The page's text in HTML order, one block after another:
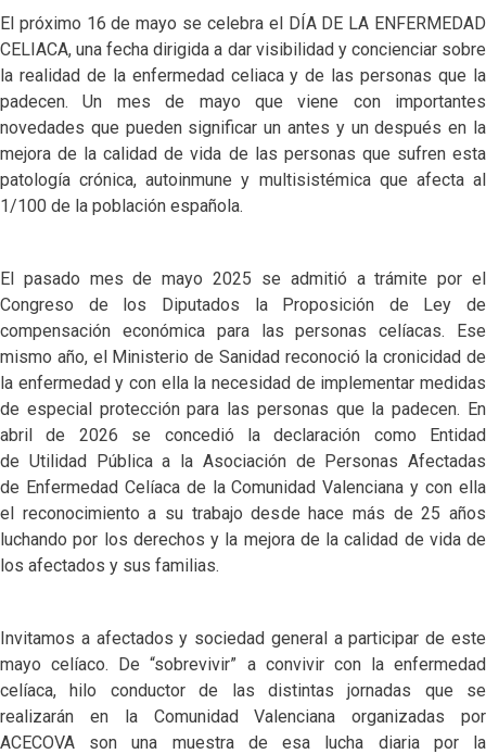
El próximo 16 de mayo se celebra el DÍA DE LA ENFERMEDAD
CELIACA, una fecha dirigida a dar visibilidad y concienciar sobre
la realidad de la enfermedad celiaca y de las personas que la
padecen. Un mes de mayo que viene con importantes
novedades que pueden significar un antes y un después en la
mejora de la calidad de vida de las personas que sufren esta
patología crónica, autoinmune y multisistémica que afecta al
1/100 de la población española.
El pasado mes de mayo 2025 se admitió a trámite por el
Congreso de los Diputados la Proposición de Ley de
compensación económica para las personas celíacas. Ese
mismo año, el Ministerio de Sanidad reconoció la cronicidad de
la enfermedad y con ella la necesidad de implementar medidas
de especial protección para las personas que la padecen. En
abril de 2026 se concedió la declaración como Entidad
de Utilidad Pública a la Asociación de Personas Afectadas
de Enfermedad Celíaca de la Comunidad Valenciana y con ella
el reconocimiento a su trabajo desde hace más de 25 años
luchando por los derechos y la mejora de la calidad de vida de
los afectados y sus familias.
Invitamos a afectados y sociedad general a participar de este
mayo celíaco. De “sobrevivir” a convivir con la enfermedad
celíaca, hilo conductor de las distintas jornadas que se
realizarán en la Comunidad Valenciana organizadas por
ACECOVA son una muestra de esa lucha diaria por la